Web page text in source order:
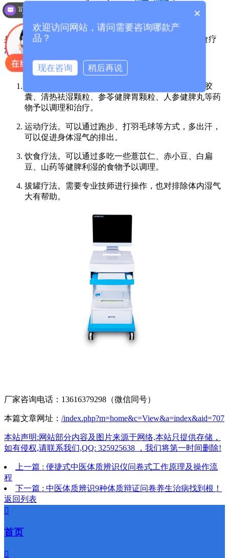
身体湿气太重排出来的方法有药物疗法、运动疗法、饮食疗
法、拔罐疗法等：
药物疗法。需要在专业医师的指导下服用藿香清胃胶
囊、清热祛湿颗粒、参苓健脾胃颗粒、人参健脾丸等药
物予以调理和治疗。
运动疗法。可以通过跑步、打羽毛球等方式，多出汗，
可以促进身体湿气的排出。
饮食疗法。可以通过多吃一些薏苡仁、赤小豆、白扁
豆、山药等健脾利湿的食物予以调理。
拔罐疗法。需要专业技师进行操作，也对排除体内湿气
大有帮助。
厂家咨询电话：13616379298（微信同号）
本篇文章网址： /index.php?m=home&c=View&a=index&aid=707
本站声明:网站部分内容及图片来源于网络,本站只提供存储，
如有侵权,请联系我们,QQ: 325925638 ，我们将第一时间删除!
上一篇 : 便捷式中医体质辨识仪问卷式工作原理及操作流
程
下一篇 : 中医体质辨识9种体质辩证问卷养生治病找到根！
返回列表

首页

×
欢迎访问网站，请问需要咨询哪款产
品？
现在咨询 稍后再说